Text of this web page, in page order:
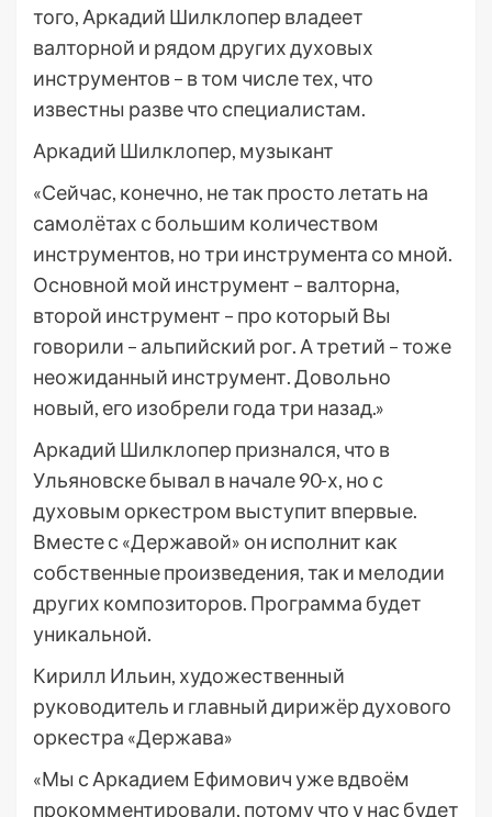
того, Аркадий Шилклопер владеет
валторной и рядом других духовых
инструментов – в том числе тех, что
известны разве что специалистам.
Аркадий Шилклопер, музыкант
«Сейчас, конечно, не так просто летать на
самолётах с большим количеством
инструментов, но три инструмента со мной.
Основной мой инструмент – валторна,
второй инструмент – про который Вы
говорили – альпийский рог. А третий – тоже
неожиданный инструмент. Довольно
новый, его изобрели года три назад.»
Аркадий Шилклопер признался, что в
Ульяновске бывал в начале 90-х, но с
духовым оркестром выступит впервые.
Вместе с «Державой» он исполнит как
собственные произведения, так и мелодии
других композиторов. Программа будет
уникальной.
Кирилл Ильин, художественный
руководитель и главный дирижёр духового
оркестра «Держава»
«Мы с Аркадием Ефимович уже вдвоём
прокомментировали, потому что у нас будет